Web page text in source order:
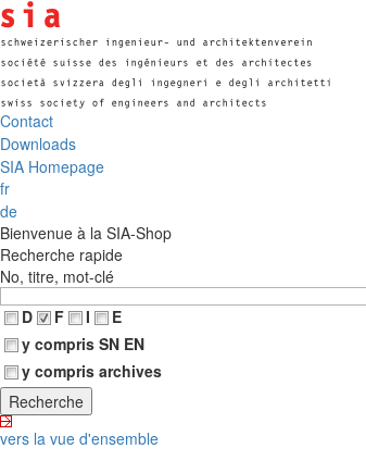
Contact
Downloads
SIA Homepage
fr
de
Bienvenue à la SIA-Shop
Recherche rapide
No, titre, mot-clé
D
F I
E
y compris SN EN
y compris archives
vers la vue d'ensemble